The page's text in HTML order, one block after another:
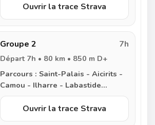
l’Abbaye - Carresse - Salies de
Béarn - Hôpital d’Orion - Orion -
Béarn - Rivehaute - Charritte de
Bas - Etcharry - Saint-Palais
Ouvrir la trace Strava
Groupe 2 7h
Départ 7h • 80 km • 850 m D+
Parcours :
Camou - Ilharre - Labastide
Villefranche - Carresse - Salies de
Béarn - Hôpital d’Orion - Orion -
Orriule - Andrein - Sauveterre de
Ouvrir la trace Strava